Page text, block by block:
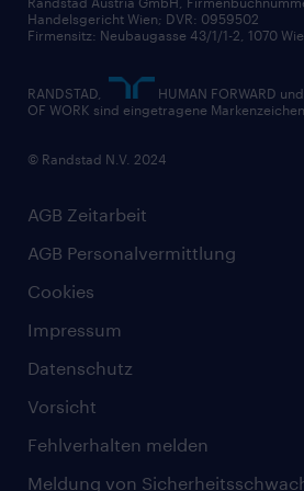
AGB Zeitarbeit
AGB Personalvermittlung
Cookies
Impressum
Datenschutz
Vorsicht
Fehlverhalten melden
Meldung von
Handelsgericht Wien; DVR: 0959502
Firmensitz: Neubaugasse 43/1/1-2, 1070
RANDSTAD,
HUMAN FORWARD
OF WORK sind eingetragene
© Randstad N.V. 2024